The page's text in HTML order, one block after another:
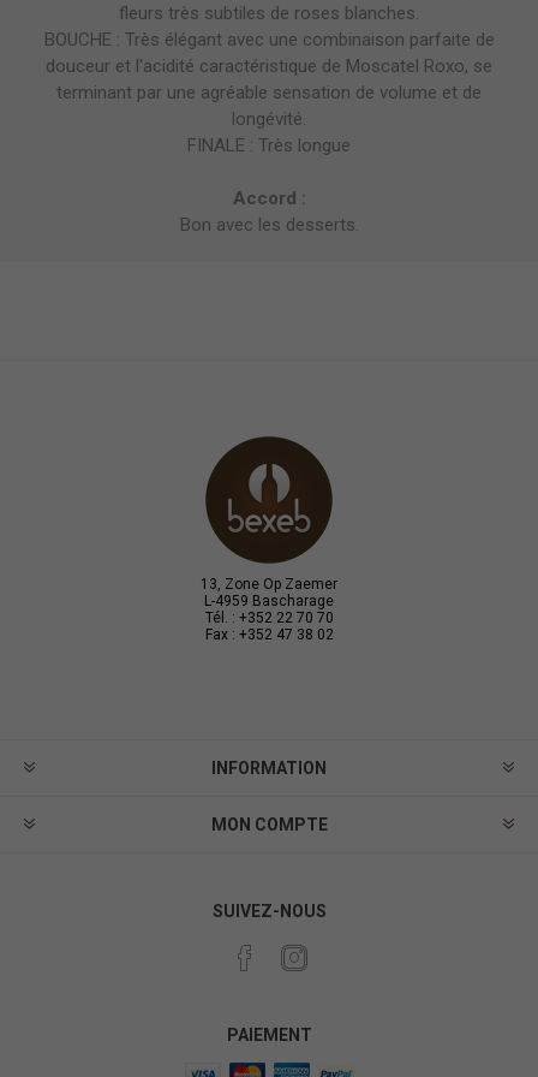
fleurs très subtiles de roses blanches.
BOUCHE : Très élégant avec une combinaison parfaite de
douceur et l'acidité caractéristique de Moscatel Roxo, se
terminant par une agréable sensation de volume et de
longévité.
FINALE : Très longue
Accord :
Bon avec les desserts.
13, Zone Op Zaemer
L-4959 Bascharage
Tél. : +352 22 70 70
Fax : +352 47 38 02
INFORMATION
MON COMPTE
SUIVEZ-NOUS
PAIEMENT